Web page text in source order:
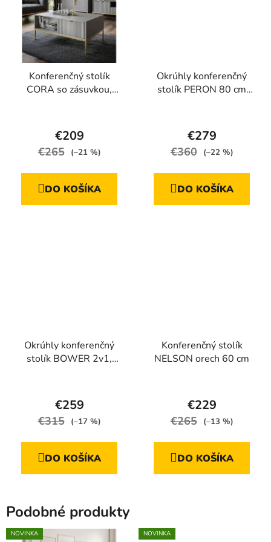
Konferenčný stolík
CORA so zásuvkou,
hodnotenie
produktu
z
€209
€265 (–21 %)
DO KOŠÍKA
Okrúhly konferenčný
stolík PERON 80 cm
hodnotenie
produktu
z
€279
€360 (–22 %)
DO KOŠÍKA
Okrúhly konferenčný
stolík BOWER 2v1,
€259
€315 (–17 %)
DO KOŠÍKA
Konferenčný stolík
NELSON orech 60 cm
€229
€265 (–13 %)
DO KOŠÍKA
Podobné produkty
NOVINKA NOVINKA